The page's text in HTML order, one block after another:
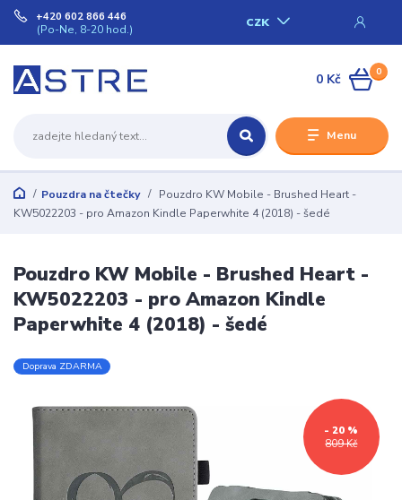
Menu
CZK
+420 602 866 446
(Po-Ne, 8-20 hod.)
0
0 Kč
Pouzdra na čtečky
Pouzdro KW Mobile - Brushed Heart -
KW5022203 - pro Amazon Kindle Paperwhite 4 (2018) - šedé
Pouzdro KW Mobile - Brushed Heart -
KW5022203 - pro Amazon Kindle
Paperwhite 4 (2018) - šedé
Doprava ZDARMA
809 Kč
- 20 %